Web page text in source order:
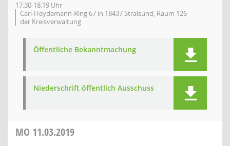
17:30-18:19 Uhr
Carl-Heydemann-Ring 67 in 18437 Stralsund, Raum 126
der Kreisverwaltung
Öffentliche Bekanntmachung
Niederschrift öffentlich Ausschuss
MO 11.03.2019